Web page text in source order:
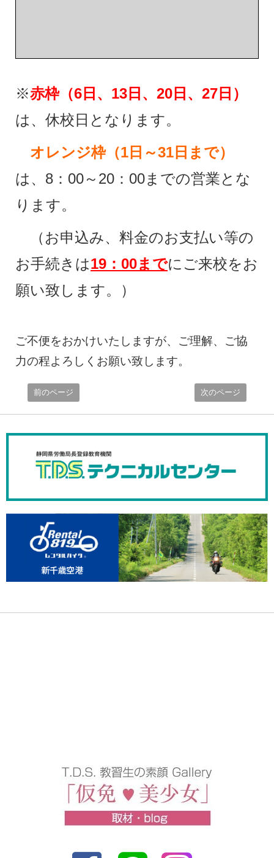
※赤枠（6日、13日、20日、27日）
は、休校日となります。
オレンジ枠（1日～31日まで）
は、8：00～20：00までの営業とな
ります。
（お申込み、料金のお支払い等の
お手続きは19：00までにご来校をお
願い致します。）
ご不便をおかけいたしますが、ご理解、ご協
力の程よろしくお願い致します。
前のページ 次のページ